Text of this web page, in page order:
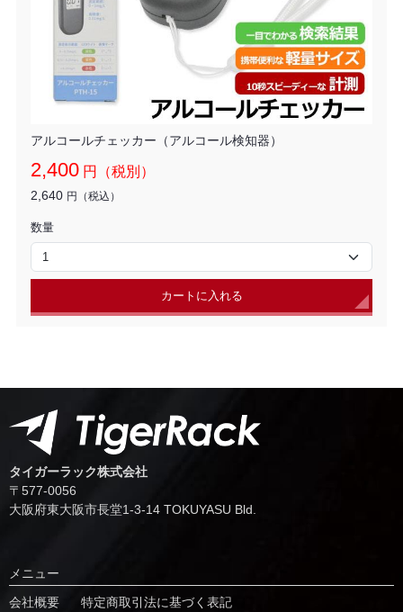
アルコールチェッカー（アルコール検知器）
2,400 円（税別）
2,640 円（税込）
数量
カートに入れる
タイガーラック株式会社
〒577-0056
⼤阪府東⼤阪市⻑堂1-3-14 TOKUYASU Bld.
メニュー
会社概要
特定商取引法に基づく表記